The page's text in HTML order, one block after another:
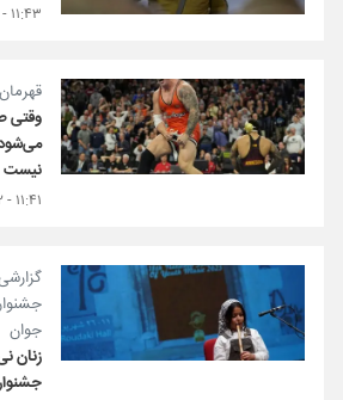
۱۱:۴۳ - ۱۴۰۴/۰۶/۲۲
وقتی
نیست
۱۱:۴۱ - ۱۴۰۴/۰۶/۲۲
جوان
زنان